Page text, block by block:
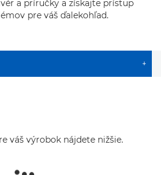
a príručky a získajte prístup
pre váš ďalekohľad.
+
váš výrobok nájdete nižšie.